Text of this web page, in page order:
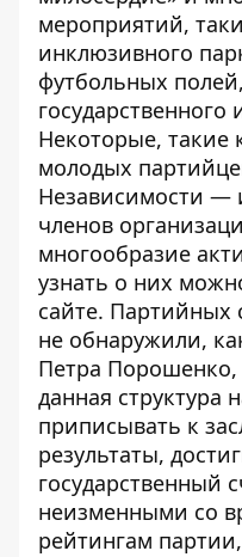
мероприятий,
инклюзивного
футбольных
Некоторые, такие
молодых
Независимости —
членов
многообразие
узнать о них
сайте. Партийных
не обнаружили,
Петра
данная структура
приписывать к
результаты,
государственный
неизменными со
рейтингам